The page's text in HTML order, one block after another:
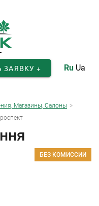
ЗАЯВКУ + Ru Ua
Магазины, Салоны
БЕЗ КОМИССИИ